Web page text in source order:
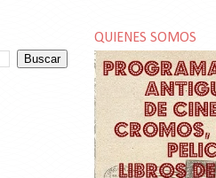
QUIENES SOMOS